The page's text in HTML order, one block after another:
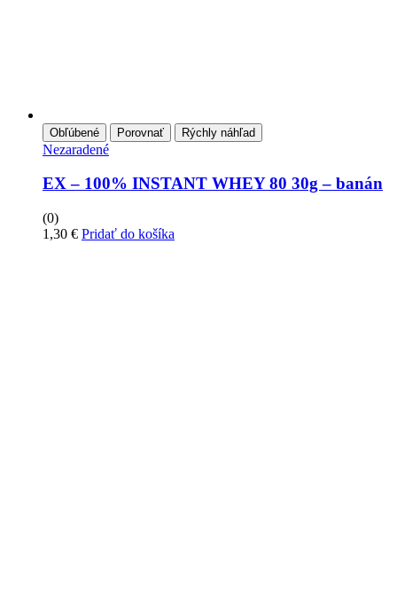
Obľúbené Porovnať Rýchly náhľad
Nezaradené
EX – 100% INSTANT WHEY 80 30g – banán
(0)
1,30 € Pridať do košíka